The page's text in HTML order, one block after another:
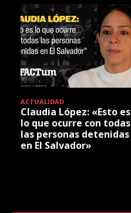
ACTUALIDAD
Claudia López: «Esto es
lo que ocurre con todas
las personas detenidas
en El Salvador»